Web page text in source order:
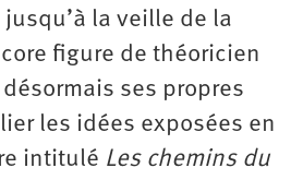
la veille de la
figure de théoricien
ses propres
les idées exposées en
intitulé Les chemins du